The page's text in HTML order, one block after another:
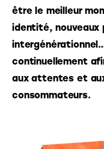
être le meilleur
identité, nouveaux
continuellement
aux attentes et
consommateurs.